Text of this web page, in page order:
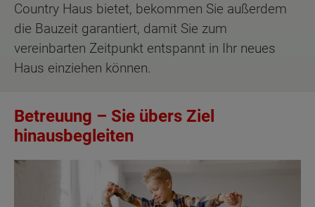
Country Haus bietet, bekommen Sie außerdem
die Bauzeit garantiert, damit Sie zum
vereinbarten Zeitpunkt entspannt in Ihr neues
Haus einziehen können.
Betreuung – Sie übers Ziel
hinausbegleiten